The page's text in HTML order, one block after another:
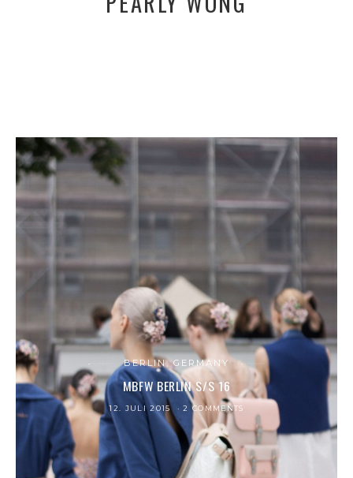
BERLIN, GERMANY
MBFW BERLIN S/S 16
12. JULI 2015 2 COMMENTS